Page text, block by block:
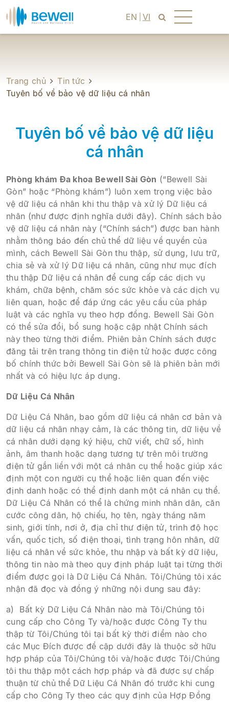
EN VI
Trang chủ
Tin tức
Tuyên bố về bảo vệ dữ liệu cá nhân
Tuyên bố về bảo vệ dữ liệu
cá nhân
Phòng khám Đa khoa Bewell Sài Gòn (“Bewell Sài
Gòn” hoặc “Phòng khám”) luôn xem trọng việc bảo
vệ dữ liệu cá nhân khi thu thập và xử lý Dữ liệu cá
nhân (như được định nghĩa dưới đây). Chính sách bảo
vệ dữ liệu cá nhân này (“Chính sách”) được ban hành
nhằm thông báo đến chủ thể dữ liệu về quyền của
mình, cách Bewell Sài Gòn thu thập, sử dụng, lưu trữ,
chia sẻ và xử lý Dữ liệu cá nhân, cũng như mục đích
thu thập Dữ liệu cá nhân để cung cấp các dịch vụ
khám, chữa bệnh, chăm sóc sức khỏe và các dịch vụ
liên quan, hoặc để đáp ứng các yêu cầu của pháp
luật và các nghĩa vụ theo hợp đồng. Bewell Sài Gòn
có thể sửa đổi, bổ sung hoặc cập nhật Chính sách
này theo từng thời điểm. Phiên bản Chính sách được
đăng tải trên trang thông tin điện tử hoặc được công
bố chính thức bởi Bewell Sài Gòn sẽ là phiên bản mới
nhất và có hiệu lực áp dụng.
Dữ Liệu Cá Nhân
Dữ Liệu Cá Nhân, bao gồm dữ liệu cá nhân cơ bản và
dữ liệu cá nhân nhạy cảm, là các thông tin, dữ liệu về
cá nhân dưới dạng ký hiệu, chữ viết, chữ số, hình
ảnh, âm thanh hoặc dạng tương tự trên môi trường
điện tử gắn liền với một cá nhân cụ thể hoặc giúp xác
định một con người cụ thể hoặc liên quan đến việc
định danh hoặc có thể định danh một cá nhân cụ thể.
Dữ Liệu Cá Nhân có thể là chứng minh nhân dân, căn
cước công dân, hộ chiếu, họ tên, ngày tháng năm
sinh, giới tính, nơi ở, địa chỉ thư điện tử, trình độ học
vấn, quốc tịch, số điện thoại, tình trạng hôn nhân, dữ
liệu cá nhân về sức khỏe, thu nhập và bất kỳ dữ liệu,
thông tin nào mà theo quy định pháp luật tại từng thời
điểm được gọi là Dữ Liệu Cá Nhân. Tôi/Chúng tôi xác
nhận đã đọc và đồng ý những nội dung sau đây:
a) Bất kỳ Dữ Liệu Cá Nhân nào mà Tôi/Chúng tôi
cung cấp cho Công Ty và/hoặc được Công Ty thu
thập từ Tôi/Chúng tôi tại bất kỳ thời điểm nào cho
các Mục Đích được đề cập dưới đây là thuộc sở hữu
hợp pháp của Tôi/Chúng tôi và/hoặc được Tôi/Chúng
tôi thu thập một cách hợp pháp và đã được sự chấp
thuận từ chủ thể Dữ Liệu Cá Nhân đó trước khi cung
cấp cho Công Ty theo các quy định của Hợp Đồng